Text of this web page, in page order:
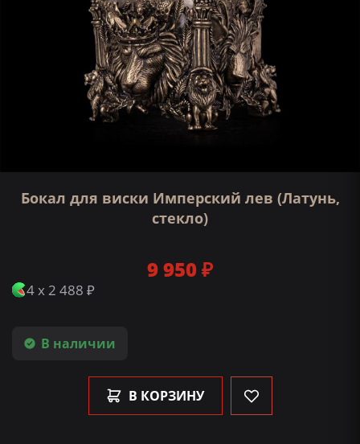
Бокал для виски Имперский лев (Латунь,
стекло)
В наличии
9 950 ₽
4 x 2 488 ₽
В КОРЗИНУ